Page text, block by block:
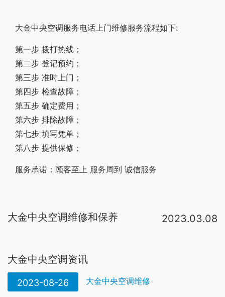
大金中央空调服务电话上门维修服务流程如下:
第一步 拨打热线；
第二步 登记预约；
第三步 准时上门；
第四步 检查故障；
第五步 确定费用；
第六步 排除故障；
第七步 填写凭单；
第八步 提供保修；
服务承诺：顾客至上 服务周到 诚信服务
大金中央空调维修和保养 2023.03.08
大金中央空调资讯
2023-08-26 大金中央空调维修